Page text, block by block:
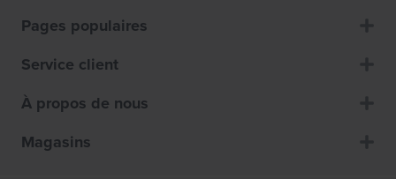
Pages populaires
Service client
À propos de nous
Magasins